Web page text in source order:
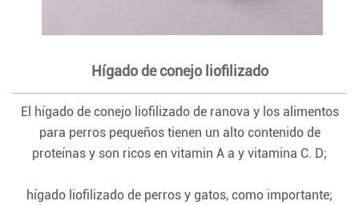
Hígado de conejo liofilizado
El hígado de conejo liofilizado de ranova y los alimentos
para perros pequeños tienen un alto contenido de
proteínas y son ricos en vitamin A a y vitamina C. D;
hígado liofilizado de perros y gatos, como importante;